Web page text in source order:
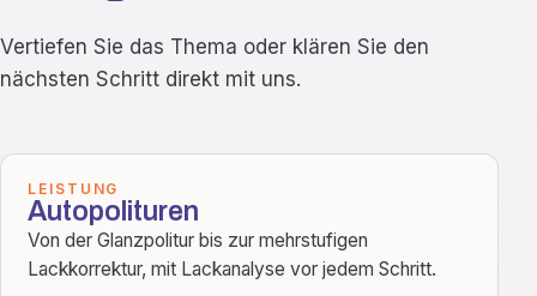
Vertiefen Sie das Thema oder klären Sie den
nächsten Schritt direkt mit uns.
LEISTUNG
Autopolituren
Von der Glanzpolitur bis zur mehrstufigen
Lackkorrektur, mit Lackanalyse vor jedem Schritt.